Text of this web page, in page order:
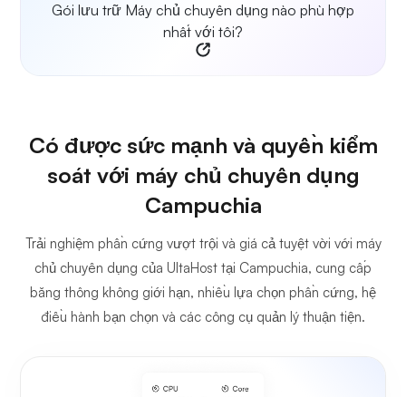
Gói lưu trữ Máy chủ chuyên dụng nào phù hợp
nhất với tôi?
Có được sức mạnh và quyền kiểm
soát với máy chủ chuyên dụng
Campuchia
Trải nghiệm phần cứng vượt trội và giá cả tuyệt vời với máy
chủ chuyên dụng của UltaHost tại Campuchia, cung cấp
băng thông không giới hạn, nhiều lựa chọn phần cứng, hệ
điều hành bạn chọn và các công cụ quản lý thuận tiện.